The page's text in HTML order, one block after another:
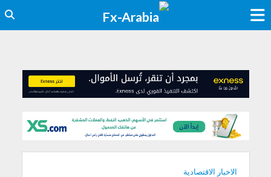
الاخبار الاقتصادية